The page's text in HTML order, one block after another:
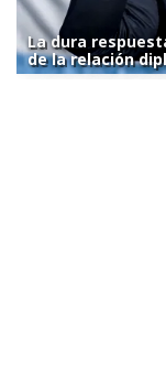
La dura
de la relación